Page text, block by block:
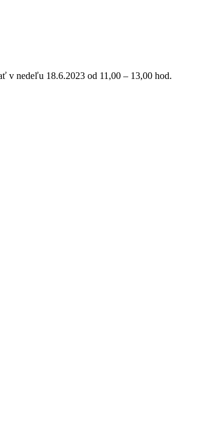
v nedeľu 18.6.2023 od 11,00 – 13,00 hod.